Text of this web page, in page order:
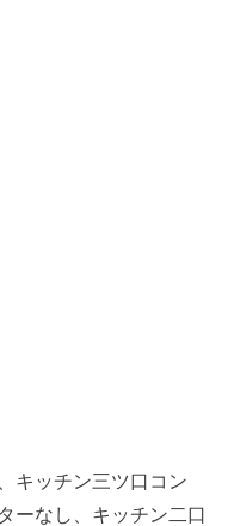
キッチン三ツ口コン
ーなし、キッチン二口